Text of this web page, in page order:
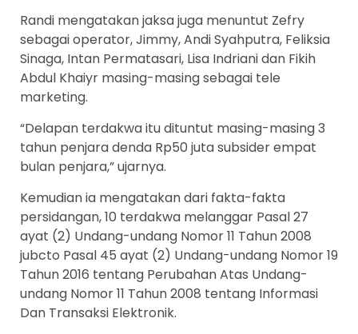
Randi mengatakan jaksa juga menuntut Zefry
sebagai operator, Jimmy, Andi Syahputra, Feliksia
Sinaga, Intan Permatasari, Lisa Indriani dan Fikih
Abdul Khaiyr masing-masing sebagai tele
marketing.
“Delapan terdakwa itu dituntut masing-masing 3
tahun penjara denda Rp50 juta subsider empat
bulan penjara,” ujarnya.
Kemudian ia mengatakan dari fakta-fakta
persidangan, 10 terdakwa melanggar Pasal 27
ayat (2) Undang-undang Nomor 11 Tahun 2008
jubcto Pasal 45 ayat (2) Undang-undang Nomor 19
Tahun 2016 tentang Perubahan Atas Undang-
undang Nomor 11 Tahun 2008 tentang Informasi
Dan Transaksi Elektronik.